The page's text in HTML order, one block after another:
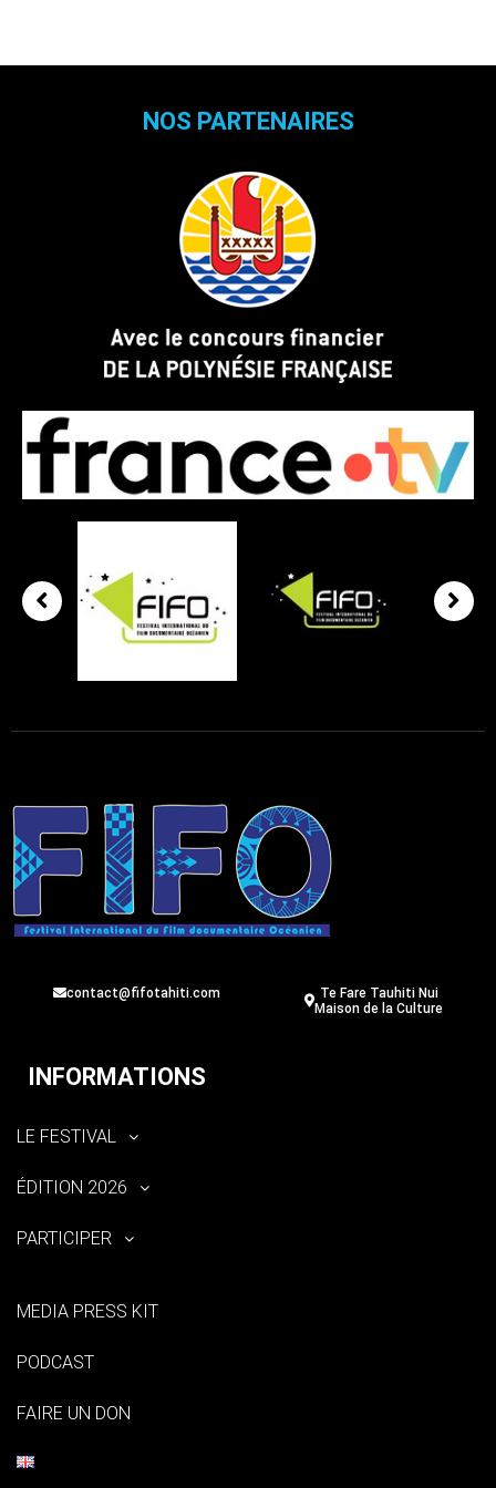
NOS PARTENAIRES
contact@fifotahiti.com
Te Fare Tauhiti Nui
Maison de la Culture
INFORMATIONS
LE FESTIVAL
ÉDITION 2026
PARTICIPER
MEDIA PRESS KIT
PODCAST
FAIRE UN DON